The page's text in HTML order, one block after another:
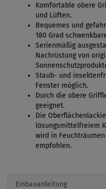
Komfortable obere
und Lüften.
Bequemes und
180 Grad
Serienmäßig
Nachrüstung von
Staub- und
Fenster möglich.
Durch die obere
geeignet.
Die
lösungsmittelfreiem
wird in
empfohlen.
Einbauanleitung